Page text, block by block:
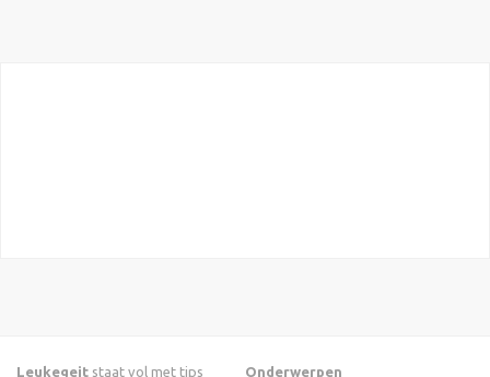
Leukegeit staat vol met tips Onderwerpen